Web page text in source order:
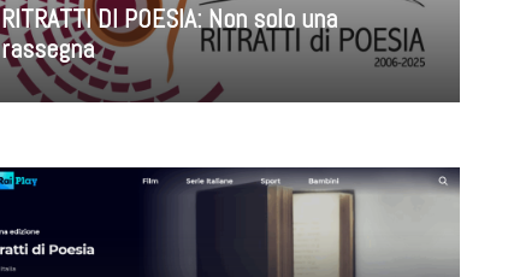
RITRATTI DI POESIA: Non solo una
rassegna